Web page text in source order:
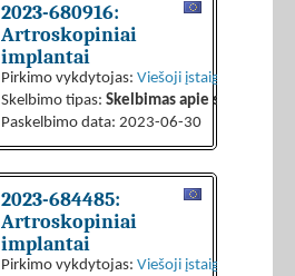
2023-680916:
Artroskopiniai
implantai
Pirkimo vykdytojas: Viešoji įstaiga
Skelbimo tipas: Skelbimas apie sutarties
Paskelbimo data: 2023-06-30
2023-684485:
Artroskopiniai
implantai
Pirkimo vykdytojas: Viešoji įstaiga CPO LT